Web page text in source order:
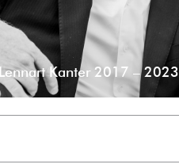
Lennart Kanter 2017 – 2023